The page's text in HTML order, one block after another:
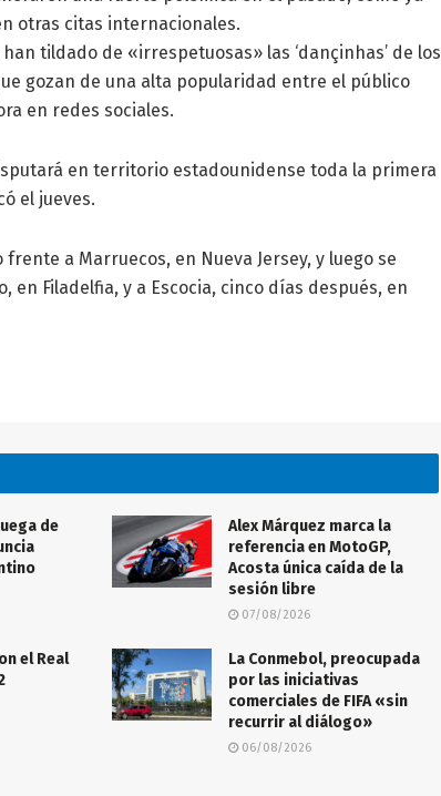
otras citas internacionales.
tildado de «irrespetuosas» las ‘dançinhas’ de los
gozan de una alta popularidad entre el público
en redes sociales.
en territorio estadounidense toda la primera
el jueves.
frente a Marruecos, en Nueva Jersey, y luego se
en Filadelfia, y a Escocia, cinco días después, en
de
Alex Márquez marca la
referencia en MotoGP,
Acosta única caída de la
sesión libre
07/08/2026
el Real
La Conmebol, preocupada
por las iniciativas
comerciales de FIFA «sin
recurrir al diálogo»
06/08/2026